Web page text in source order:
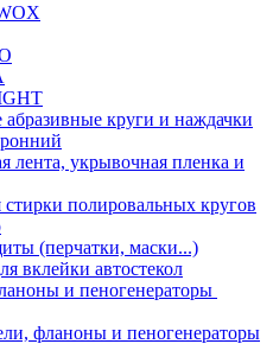
круги и наждачки
лента, укрывочная пленка и
стирки полировальных кругов
(перчатки, маски...)
вклейки автостекол
и пеногенераторы
фланоны и пеногенераторы